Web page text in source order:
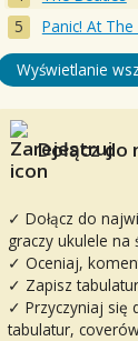
Panic! At The
Wyświetlanie
Dołącz do
✓ Dołącz do
graczy ukulele na
✓ Oceniaj,
✓ Zapisz
✓ Przyczyniaj się
tabulatur,